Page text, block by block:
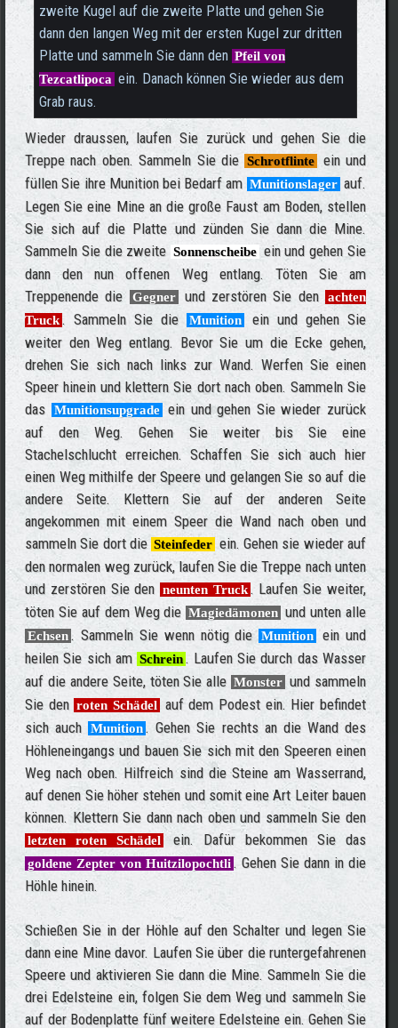
zweite Kugel auf die zweite Platte und gehen Sie
dann den langen Weg mit der ersten Kugel zur dritten
Platte und sammeln Sie dann denPfeil von
Tezcatlipoca ein. Danach können Sie wieder aus dem
Grab raus.
Wieder draussen, laufen Sie zurück und gehen Sie die
Treppe nach oben. Sammeln Sie dieSchrotflinte
ein und
füllen Sie ihre Munition bei Bedarf am Munitionslagerauf.
Legen Sie eine Mine an die große Faust am Boden, stellen
Sie sich auf die Platte und zünden Sie dann die Mine.
Sammeln Sie die zweite Sonnenscheibe ein und gehen Sie
dann den nun offenen Weg entlang. Töten Sie am
Treppenende die Gegnerund zerstören Sie den
achten
Truck . Sammeln Sie die Munition
ein und gehen Sie
weiter den Weg entlang. Bevor Sie um die Ecke gehen,
drehen Sie sich nach links zur Wand. Werfen Sie einen
Speer hinein und klettern Sie dort nach oben. Sammeln Sie
das
Munitionsupgradeein und gehen Sie wieder zurück
auf den Weg. Gehen Sie weiter bis Sie eine
Stachelschlucht erreichen. Schaffen Sie sich auch hier
einen Weg mithilfe der Speere und gelangen Sie so auf die
andere Seite. Klettern Sie auf der anderen Seite
angekommen mit einem Speer die Wand nach oben und
sammeln Sie dort dieSteinfeder ein. Gehen sie wieder auf
den normalen weg zurück, laufen Sie die Treppe nach unten
und zerstören Sie den neunten Truck. Laufen Sie weiter,
töten Sie auf dem Weg dieMagiedämonen und unten alle
Echsen . Sammeln Sie wenn nötig dieMunition
ein und
heilen Sie sich am Schrein. Laufen Sie durch das Wasser
auf die andere Seite, töten Sie alleMonster und sammeln
Sie denroten Schädel auf dem Podest ein. Hier befindet
sich auchMunition . Gehen Sie rechts an die Wand des
Höhleneingangs und bauen Sie sich mit den Speeren einen
Weg nach oben. Hilfreich sind die Steine am Wasserrand,
auf denen Sie höher stehen und somit eine Art Leiter bauen
können. Klettern Sie dann nach oben und sammeln Sie den
letzten roten Schädel ein. Dafür bekommen Sie das
goldene Zepter von Huitzilopochtli . Gehen Sie dann in die
Höhle hinein.
Schießen Sie in der Höhle auf den Schalter und legen Sie
dann eine Mine davor. Laufen Sie über die runtergefahrenen
Speere und aktivieren Sie dann die Mine. Sammeln Sie die
drei Edelsteine ein, folgen Sie dem Weg und sammeln Sie
auf der Bodenplatte fünf weitere Edelsteine ein. Gehen Sie